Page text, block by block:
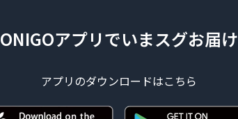
ONIGOアプリでいまスグお届け
アプリのダウンロードはこちら